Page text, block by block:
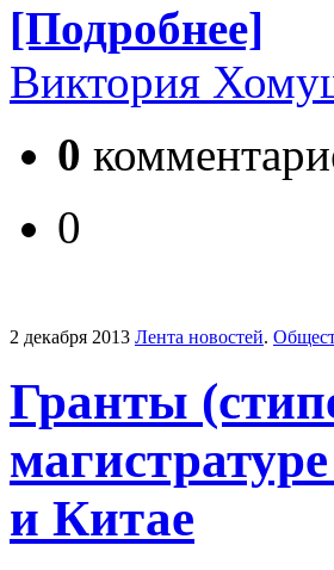
[Подробнее]
Виктория
0
0
2 декабря 2013 Лента новостей.
Гранты
и Китае